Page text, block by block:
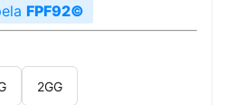
FPF92©
2GG